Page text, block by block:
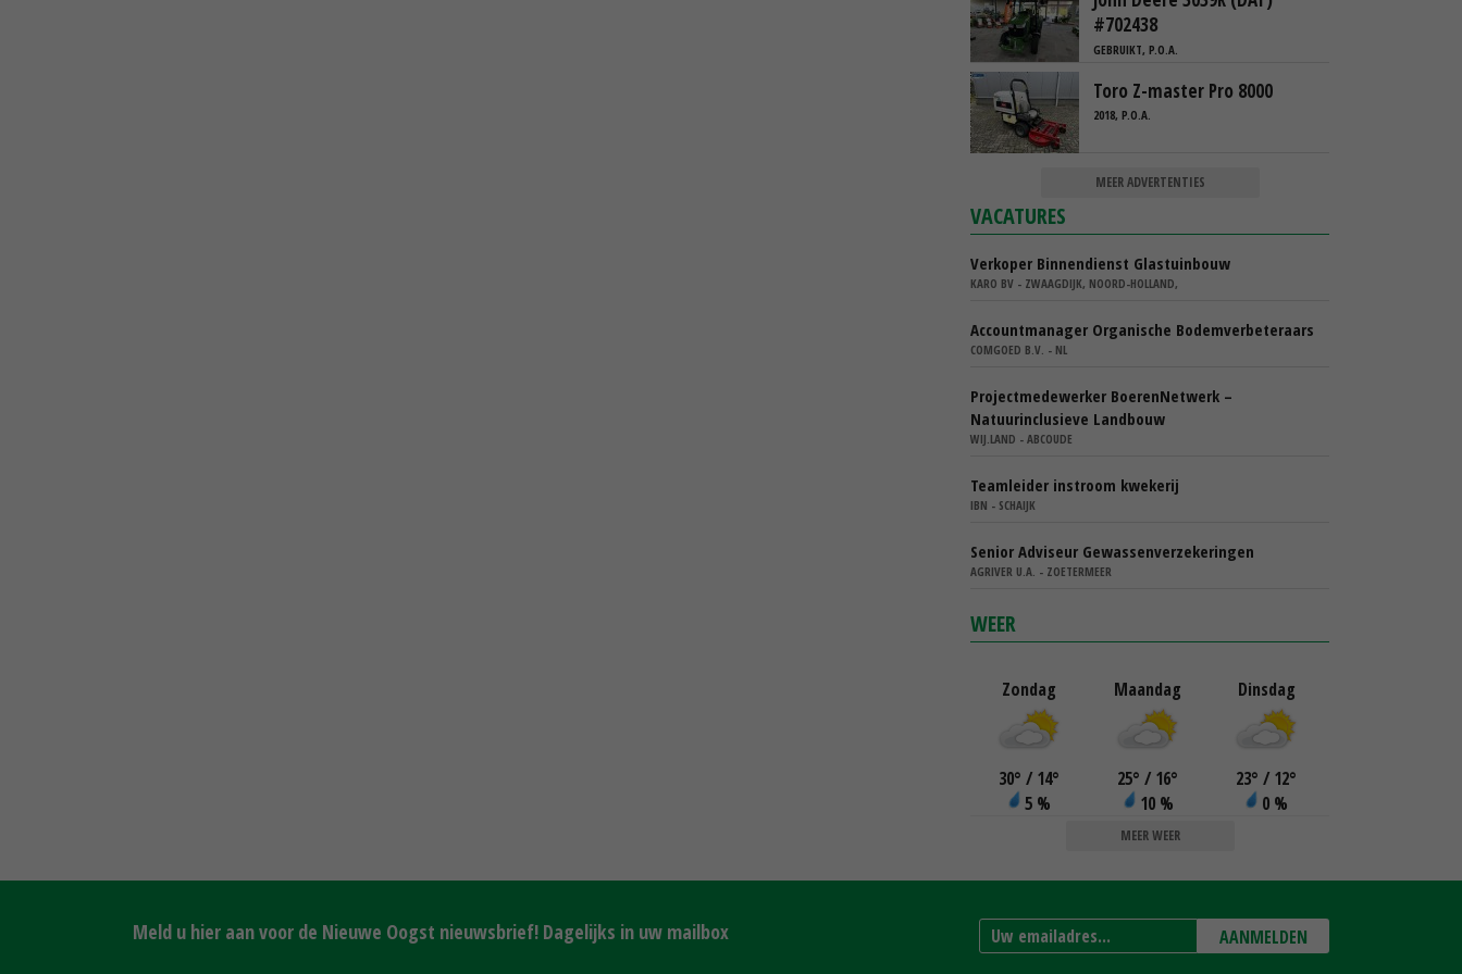
#702438
GEBRUIKT, P.O.A.
Toro Z-master Pro 8000
2018, P.O.A.
MEER ADVERTENTIES
VACATURES
Verkoper Binnendienst Glastuinbouw
KARO BV - ZWAAGDIJK, NOORD-HOLLAND,
Accountmanager Organische Bodemverbeteraars
COMGOED B.V. - NL
Projectmedewerker BoerenNetwerk –
Natuurinclusieve Landbouw
WIJ.LAND - ABCOUDE
Teamleider instroom kwekerij
IBN - SCHAIJK
Senior Adviseur Gewassenverzekeringen
AGRIVER U.A. - ZOETERMEER
WEER
Zondag
30° / 14°
5 %
Maandag
25° / 16°
10 %
Dinsdag
23° / 12°
0 %
MEER WEER
Meld u hier aan voor de Nieuwe Oogst nieuwsbrief! Dagelijks in uw mailbox AANMELDEN